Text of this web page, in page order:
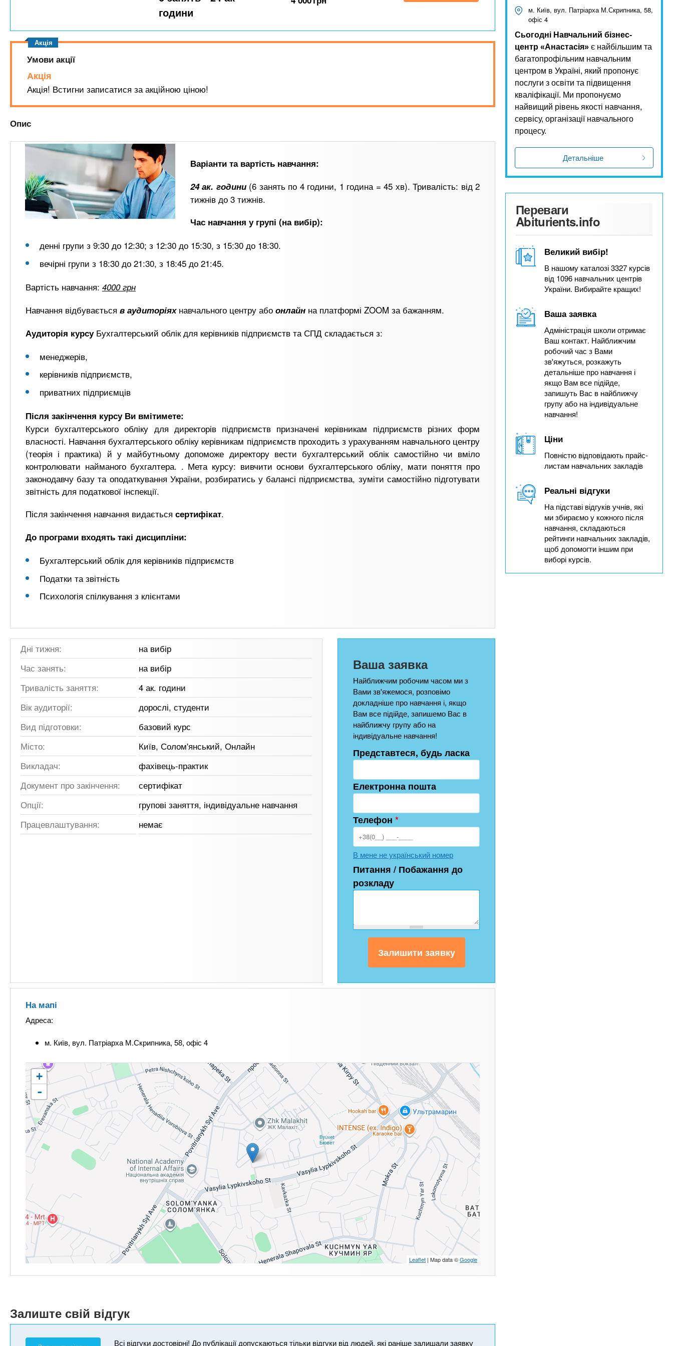
t
i
n
o
з
а
д
і
години
Умови акції
Акція
Акція! Встигни записатися за акційною ціною!
Опис
Варіанти та вартість навчання:
24 ак. години(6 занять по 4 години, 1 година = 45 хв). Тривалість: від 2
тижнів до 3 тижнів.
Час навчання у групі (на вибір):
денні групи з 9:30 до 12:30; з 12:30 до 15:30, з 15:30 до 18:30.
вечірні групи з 18:30 до 21:30, з 18:45 до 21:45.
Вартість навчання: 4000 грн
Навчання відбувається в аудиторіяхнавчального центру або онлайн на платформі ZOOM за бажанням.
Аудиторія курсуБухгалтерський облік для керівників підприємств та СПД складається з:
менеджерів,
керівників підприємств,
приватних підприємців
Після закінчення курсу Ви вмітимете:
Курси бухгалтерського обліку для директорів підприємств призначені керівникам підприємств різних форм
власності. Навчання бухгалтерського обліку керівникам підприємств проходить з урахуванням навчального центру
(теорія і практика) й у майбутньому допоможе директору вести бухгалтерський облік самостійно чи вміло
контролювати найманого бухгалтера. . Мета курсу: вивчити основи бухгалтерського обліку, мати поняття про
законодавчу базу та оподаткування України, розбиратись у балансі підприємства, зуміти самостійно підготувати
звітність для податкової інспекції.
Після закінчення навчання видається сертифікат.
До програми входять такі дисципліни:
Бухгалтерський облік для керівників підприємств
Податки та звітність
Психологія спілкування з клієнтами
Дні тижня:
на вибір
Час занять:
на вибір
Тривалість заняття:
4 ак. години
Вік аудиторії:
дорослі, студенти
Вид підготовки:
базовий курс
Місто:
Київ, Солом'янський, Онлайн
Викладач:
фахівець-практик
Документ про закінчення:
сертифікат
Опції:
групові заняття, індивідуальне навчання
Працевлаштування:
немає
Ваша заявка
Найближчим робочим часом ми з
Вами зв'яжемося, розповімо
докладніше про навчання і, якщо
Вам все підійде, запишемо Вас в
найближчу групу або на
індивідуальне навчання!
Представтеся, будь ласка
Електронна пошта
Телефон *
В мене не український номер
Питання / Побажання до
розкладу
На мапі
Адреса:
м. Київ, вул. Патріарха М.Скрипника, 58, офіс 4
+
-
Leaflet | Map data ©Google
Залиште свій відгук
Всі відгуки достовірні! До публікації допускаються тільки відгуки від людей, які раніше залишали заявку
м. Київ, вул. Патріарха М.Скрипника, 58,
офіс 4
Сьогодні Навчальний бізнес-
центр «Анастасія» є найбільшим та
багатопрофільним навчальним
центром в Україні, який пропонує
послуги з освіти та підвищення
кваліфікації. Ми пропонуємо
найвищий рівень якості навчання,
сервісу, організації навчального
процесу.
Детальніше
Переваги
Abiturients.info
Великий вибір!
В нашому каталозі 3327 курсів
від 1096 навчальних центрів
України. Вибирайте кращих!
Ваша заявка
Адміністрація школи отримає
Ваш контакт. Найближчим
робочий час з Вами
зв'яжуться, розкажуть
детальніше про навчання і
якщо Вам все підійде,
запишуть Вас в найближчу
групу або на індивідуальне
навчання!
Ціни
Повністю відповідають прайс-
листам навчальних закладів
Реальні відгуки
На підставі відгуків учнів, які
ми збираємо у кожного після
навчання, складаються
рейтинги навчальних закладів,
щоб допомогти іншим при
виборі курсів.